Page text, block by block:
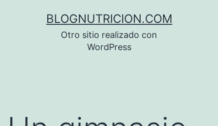
BLOGNUTRICION.COM
Otro sitio realizado con
WordPress